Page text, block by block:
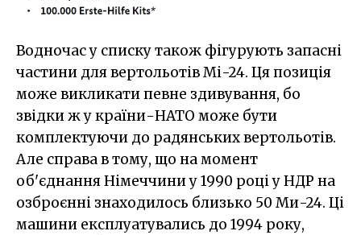
Водночас у списку також фігурують запасні
частини для вертольотів Мі-24. Ця позиція
може викликати певне здивування, бо
звідки ж у країни-НАТО може бути
комплектуючи до радянських вертольотів.
Але справа в тому, що на момент
об'єднання Німеччини у 1990 році у НДР на
озброєнні знаходилось близько 50 Ми-24. Ці
машини експлуатувались до 1994 року,